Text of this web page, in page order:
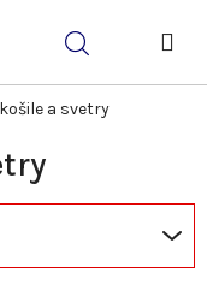
Hledat
a svetry